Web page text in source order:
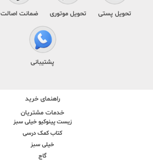
تحویل پستی تحویل موتوری ضمانت اصالت
پشتیبانی
راهنمای خرید
خدمات مشتریان
زیست پینوکیو خیلی سبز
کتاب کمک درسی
خیلی سبز
گاج